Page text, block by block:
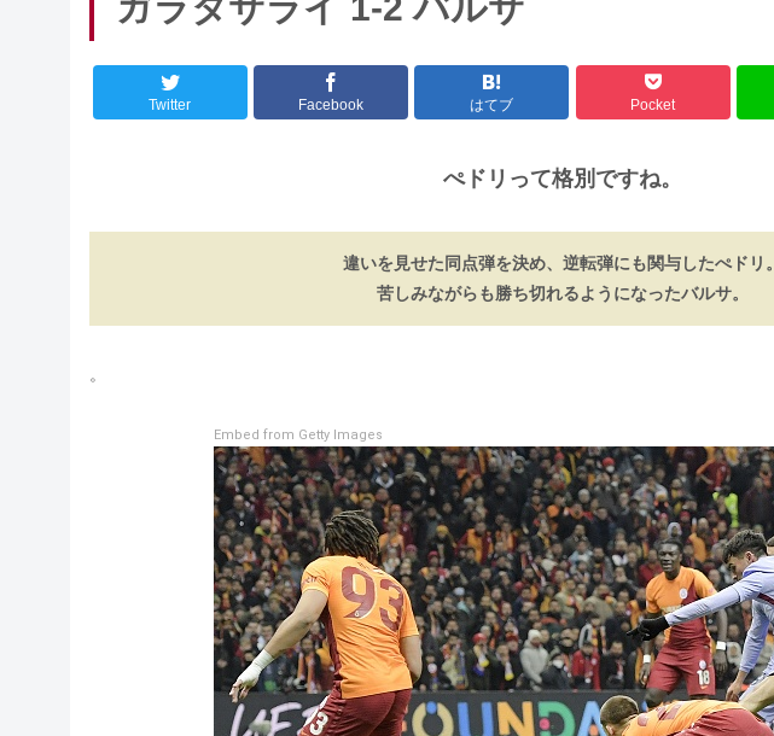
Twitter Facebook はてブ Pocket
ぺドリって格別ですね。
違いを見せた同点弾を決め、逆転弾にも関与したぺドリ。
苦しみながらも勝ち切れるようになったバルサ。
。
Embed from Getty Images